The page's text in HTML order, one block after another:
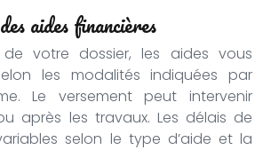
aides financières
votre dossier, les aides vous
les modalités indiquées par
Le versement peut intervenir
après les travaux. Les délais de
selon le type d’aide et la